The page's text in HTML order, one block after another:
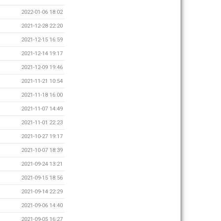
2022-01-06 18:02
2021-12-28 22:20
2021-12-15 16:59
2021-12-14 19:17
2021-12-09 19:46
2021-11-21 10:54
2021-11-18 16:00
2021-11-07 14:49
2021-11-01 22:23
2021-10-27 19:17
2021-10-07 18:39
2021-09-24 13:21
2021-09-15 18:56
2021-09-14 22:29
2021-09-06 14:40
2021-09-05 16:27